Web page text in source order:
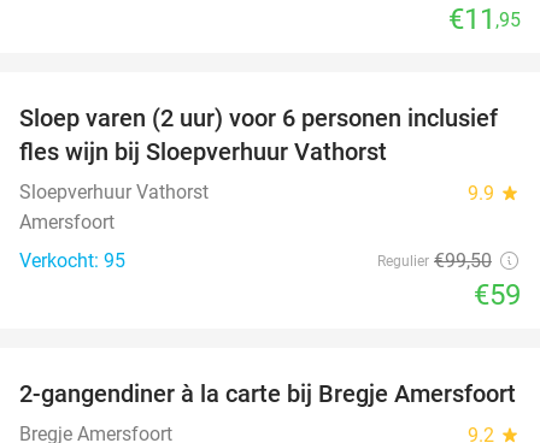
€11 ,95
41%
Sloep varen (2 uur) voor 6 personen inclusief
fles wijn bij Sloepverhuur Vathorst
Sloepverhuur Vathorst 9.9 star
Amersfoort
Verkocht: 95
Regulier €99,50
€59
12%
2-gangendiner à la carte bij Bregje Amersfoort
Bregje Amersfoort 9.2 star